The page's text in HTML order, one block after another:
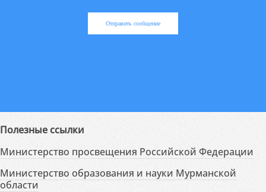
Отправить сообщение
Полезные ссылки
Министерство просвещения Российской Федерации
Министерство образования и науки Мурманской
области